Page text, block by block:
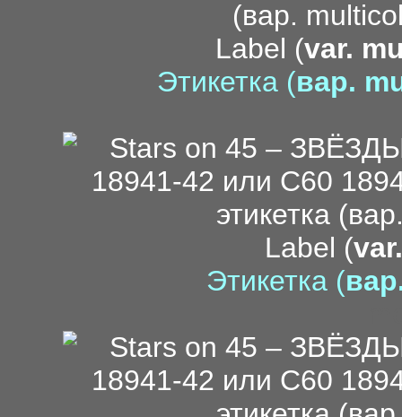
Label (var.
Этикетка (вар.
Label (
Этикетка (